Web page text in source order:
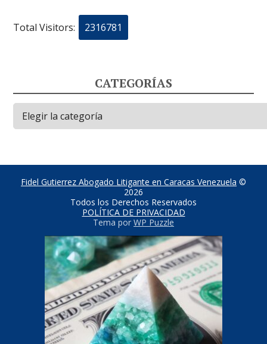
Total Visitors: 2316781
CATEGORÍAS
Categorías
Fidel Gutierrez Abogado Litigante en Caracas Venezuela ©
2026
Todos los Derechos Reservados
POLÍTICA DE PRIVACIDAD
Tema por WP Puzzle